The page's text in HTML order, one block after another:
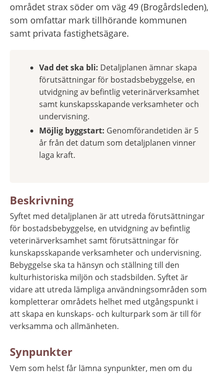
området strax söder om väg 49 (Brogårdsleden),
som omfattar mark tillhörande kommunen
samt privata fastighetsägare.
Vad det ska bli: Detaljplanen ämnar skapa
förutsättningar för bostadsbebyggelse, en
utvidgning av befintlig veterinärverksamhet
samt kunskapsskapande verksamheter och
undervisning.
Möjlig byggstart: Genomförandetiden är 5
år från det datum som detaljplanen vinner
laga kraft.
Beskrivning
Syftet med detaljplanen är att utreda förutsättningar
för bostadsbebyggelse, en utvidgning av befintlig
veterinärverksamhet samt förutsättningar för
kunskapsskapande verksamheter och undervisning.
Bebyggelse ska ta hänsyn och ställning till den
kulturhistoriska miljön och stadsbilden. Syftet är
vidare att utreda lämpliga användningsområden som
kompletterar områdets helhet med utgångspunkt i
att skapa en kunskaps- och kulturpark som är till för
verksamma och allmänheten.
Synpunkter
Vem som helst får lämna synpunkter, men om du